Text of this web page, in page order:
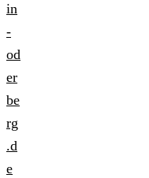
in
-
od
er
be
rg
.d
e